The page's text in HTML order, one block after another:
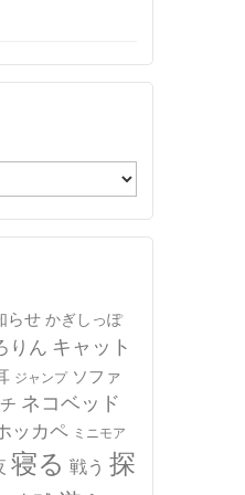
らせ かぎしっぽ
りん キャット
ジャンプ ソファ
ネコベッド
ッカペ ミニモア
寝る 戦う 探